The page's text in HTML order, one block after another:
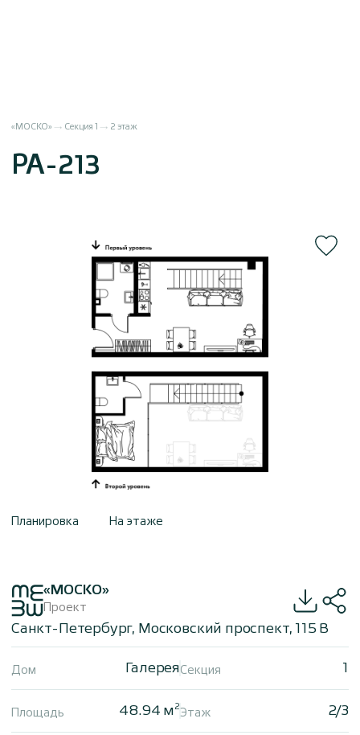
«МОСКО» Секция 1 2 этаж
РА-213
Планировка На этаже
«МОСКО»
Проект
Санкт-Петербург, Московский проспект, 115 В
Галерея
Дом 1
Секция
48.94 м 2
Площадь 2/3
Этаж